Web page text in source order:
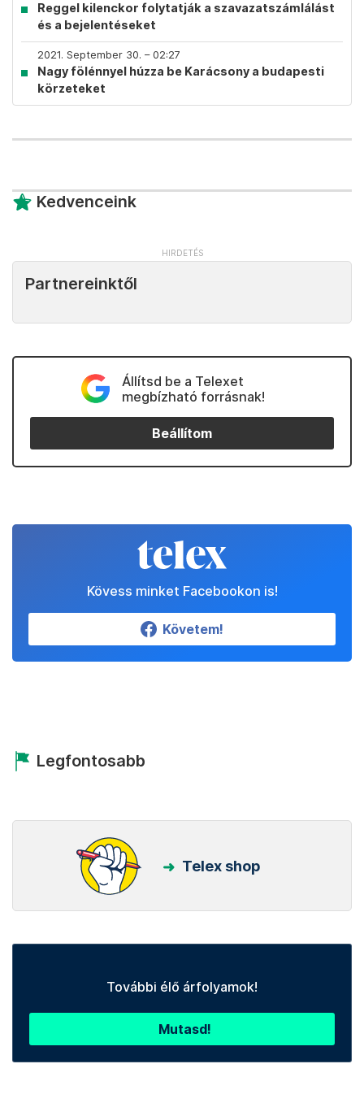
Reggel kilenckor folytatják a szavazatszámlálást
és a bejelentéseket
2021. September 30. – 02:27
Nagy fölénnyel húzza be Karácsony a budapesti
körzeteket
Kedvenceink
Partnereinktől
Állítsd be a Telexet
megbízható forrásnak!
Beállítom
Kövess minket Facebookon is!
Követem!
Legfontosabb
Telex shop
További élő árfolyamok!
Mutasd!